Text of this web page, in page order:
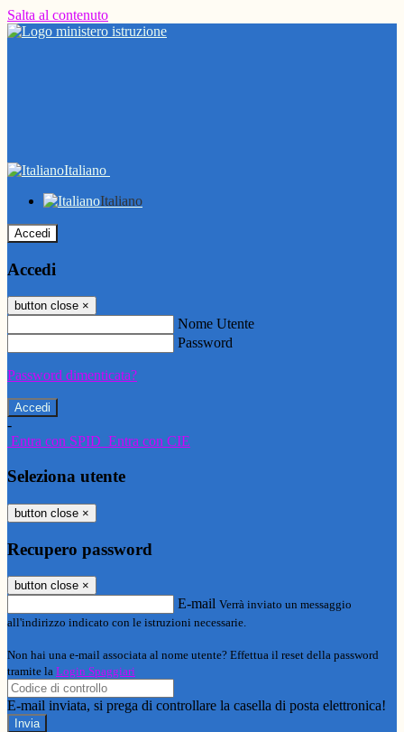
Salta al contenuto
Italiano
Italiano
Accedi
Accedi
button close ×
Nome Utente
Password
Password dimenticata?
-
Entra con SPID Entra con CIE
Seleziona utente
button close ×
Recupero password
button close ×
E-mail Verrà inviato un messaggio
all'indirizzo indicato con le istruzioni necessarie.
Non hai una e-mail associata al nome utente? Effettua il reset della password
tramite la Login Spaggiari
E-mail inviata, si prega di controllare la casella di posta elettronica!